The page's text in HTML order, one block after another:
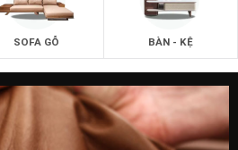
SOFA GỖ BÀN - KỆ